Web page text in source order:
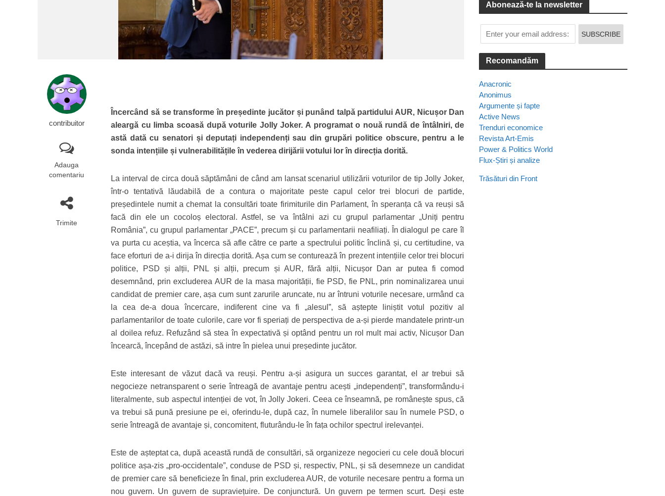
contribuitor
Adauga
comentariu
Trimite
Încercând să se transforme în președinte jucător și punând talpă partidului AUR, Nicușor Dan
aleargă cu limba scoasă după voturile Jolly Joker. A programat o nouă rundă de întâlniri, de
astă dată cu senatori și deputați independenți sau din grupări politice obscure, pentru a le
sonda intențiile și vulnerabilitățile în vederea dirijării votului lor în direcția dorită.
La interval de circa două săptămâni de când am lansat scenariul utilizării voturilor de tip Jolly Joker,
într-o tentativă lăudabilă de a contura o majoritate peste capul celor trei blocuri de partide,
președintele numit a chemat la consultări toate firimiturile din Parlament, în speranța că va reuși să
facă din ele un cocoloș electoral. Astfel, se va întâlni azi cu grupul parlamentar „Uniți pentru
România”, cu grupul parlamentar „PACE”, precum și cu parlamentarii neafiliați. În dialogul pe care îl
va purta cu aceștia, va încerca să afle către ce parte a spectrului politic înclină și, cu certitudine, va
face eforturi de a-i dirija în direcția dorită. Așa cum se conturează în prezent intențiile celor trei blocuri
politice, PSD și alții, PNL și alții, precum și AUR, fără alții, Nicușor Dan ar putea fi comod
desemnând, prin excluderea AUR de la masa majorității, fie PSD, fie PNL, prin nominalizarea unui
candidat de premier care, așa cum sunt zarurile aruncate, nu ar întruni voturile necesare, urmând ca
la cea de-a doua încercare, indiferent cine va fi „alesul”, să aștepte liniștit votul pozitiv al
parlamentarilor de toate culorile, care vor fi speriați de perspectiva de a-și pierde mandatele printr-un
al doilea refuz. Refuzând să stea în expectativă și optând pentru un rol mult mai activ, Nicușor Dan
încearcă, începând de astăzi, să intre în pielea unui președinte jucător.
Este interesant de văzut dacă va reuși. Pentru a-și asigura un succes garantat, el ar trebui să
negocieze netransparent o serie întreagă de avantaje pentru acești „independenți”, transformându-i
literalmente, sub aspectul intenției de vot, în Jolly Jokeri. Ceea ce înseamnă, pe românește spus, că
va trebui să pună presiune pe ei, oferindu-le, după caz, în numele liberalilor sau în numele PSD, o
serie întreagă de avantaje și, concomitent, fluturându-le în fața ochilor spectrul irelevanței.
Este de așteptat ca, după această rundă de consultări, să organizeze negocieri cu cele două blocuri
politice așa-zis „pro-occidentale”, conduse de PSD și, respectiv, PNL, și să desemneze un candidat
de premier care să beneficieze în final, prin excluderea AUR, de voturile necesare pentru a forma un
nou guvern. Un guvern de supraviețuire. De conjunctură. Un guvern pe termen scurt. Deși este
Abonează-te la newsletter
Recomandăm
Anacronic
Anonimus
Argumente și fapte
Active News
Trenduri economice
Revista Art-Emis
Power & Politics World
Flux-Știri și analize
Trăsături din Front